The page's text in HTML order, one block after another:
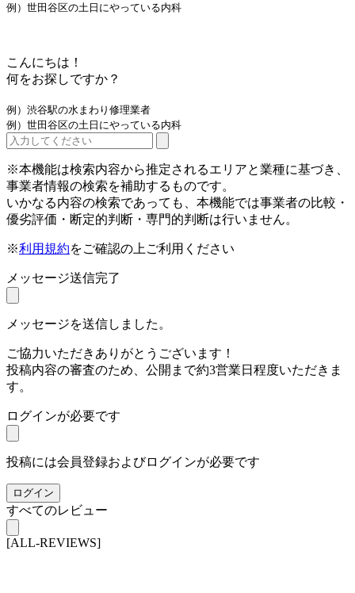
例）世田谷区の土日にやっている内科
こんにちは！
何をお探しですか？
例）渋谷駅の水まわり修理業者
例）世田谷区の土日にやっている内科
※本機能は検索内容から推定されるエリアと業種に基づき、
事業者情報の検索を補助するものです。
いかなる内容の検索であっても、本機能では事業者の比較・
優劣評価・断定的判断・専門的判断は行いません。
※利用規約をご確認の上ご利用ください
メッセージ送信完了
メッセージを送信しました。
ご協力いただきありがとうございます！
投稿内容の審査のため、公開まで約3営業日程度いただきま
す。
ログインが必要です
投稿には会員登録およびログインが必要です
ログイン
すべてのレビュー
[ALL-REVIEWS]